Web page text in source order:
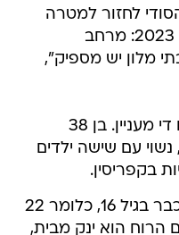
לחזור למטרה
שלשמה נפתח המקום בינואר 2023: מרחב
מלון יש מספיק",
מילה על כהנא, כי הסיפור שלו די מעניין. בן 38
עם שישה ילדים
בקפריסין.
לעולם היזמות והתיירות הגיע כבר בגיל 16, כלומר 22
הרוח הוא ינק מבית,